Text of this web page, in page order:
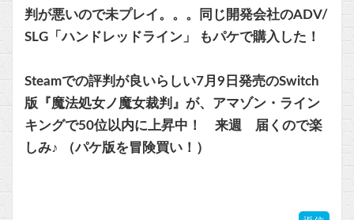
判が悪いので未プレイ。。。同じ開発会社のADV/
SLG「ハンドレッドライン」 もパケで購入した！
Steamでの評判が良いらしい7月9日発売のSwitch
版『魔法処女ノ魔女裁判』が、アマゾン・ライン
キングで50位以内に上昇中！ 来週 届くので楽
しみ♪ （パケ版を冒険買い！）